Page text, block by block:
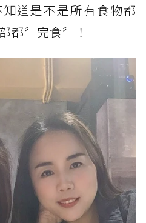
知道是不是所有食物都
都〞完食〞！